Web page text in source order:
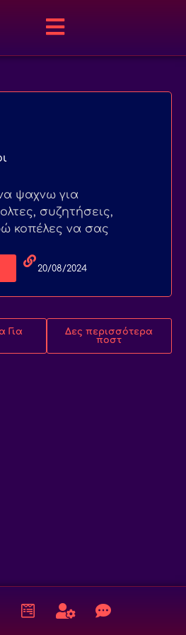
ψαχνω για
συζητήσεις,
κοπέλες να σας
20/08/2024
Για
Δες περισσότερα
ποστ